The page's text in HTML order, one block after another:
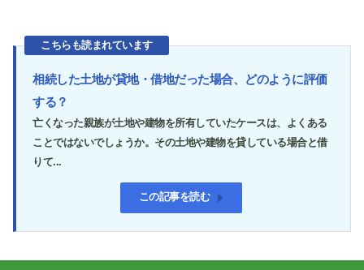
こちらも読まれています
相続した土地が貸地・借地だった場合、どのように評価
する？
亡くなった親族が土地や建物を所有していたケースは、よくある
ことではないでしょうか。その土地や建物を貸している場合と借
りて...
この記事を読む